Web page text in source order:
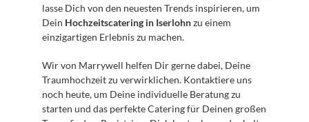
lasse Dich von den neuesten Trends inspirieren, um
Dein Hochzeitscatering in Iserlohn zu einem
einzigartigen Erlebnis zu machen.
Wir von Marrywell helfen Dir gerne dabei, Deine
Traumhochzeit zu verwirklichen. Kontaktiere uns
noch heute, um Deine individuelle Beratung zu
starten und das perfekte Catering für Deinen großen